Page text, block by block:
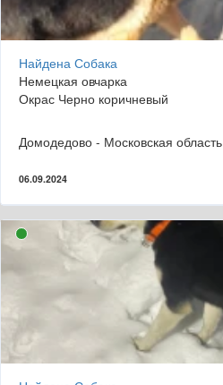
Найдена Собака
Немецкая овчарка
Окрас Черно коричневый
Домодедово - Московская область
06.09.2024